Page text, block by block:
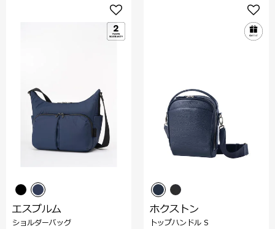
エスプルム
ショルダーバッグ
ホクストン
トップハンドル S